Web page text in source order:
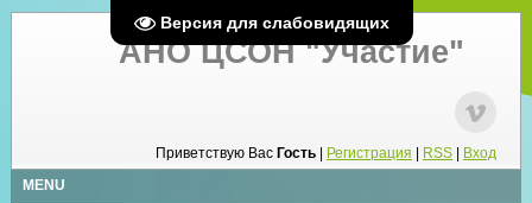
Версия для слабовидящих
АНО ЦСОН "Участие"
Приветствую Вас Гость Регистрация RSS
Вход
MENU